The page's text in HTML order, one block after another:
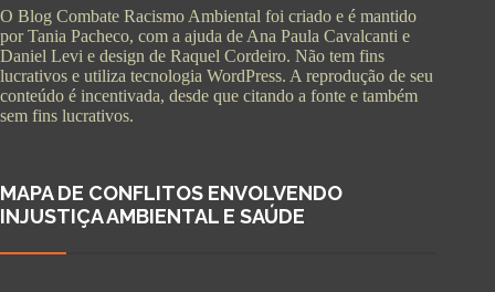
O Blog Combate Racismo Ambiental foi criado e é mantido
por Tania Pacheco, com a ajuda de Ana Paula Cavalcanti e
Daniel Levi e design de Raquel Cordeiro. Não tem fins
lucrativos e utiliza tecnologia WordPress. A reprodução de seu
conteúdo é incentivada, desde que citando a fonte e também
sem fins lucrativos.
MAPA DE CONFLITOS ENVOLVENDO
INJUSTIÇA AMBIENTAL E SAÚDE